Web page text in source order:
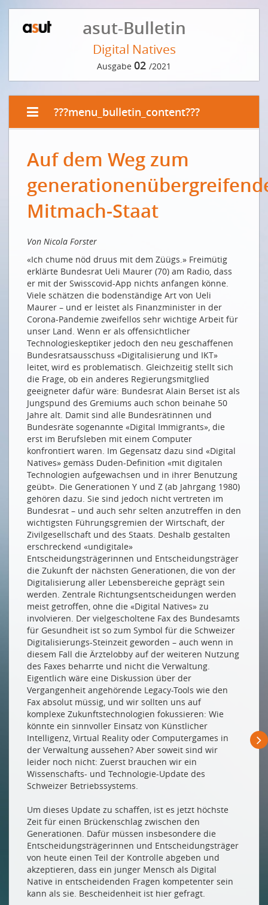
asut-Bulletin
Digital Natives
Ausgabe 02 /2021
???menu_bulletin_content???
Auf dem Weg zum generationenübergreifenden
Mitmach-Staat
Digital Natives: Vers une participation
intergénérationnelle
VORWORT DER REDAKTION
Vorwärts machen
INTERVIEW MIT «DIGITALDOLMETSCHER» PHILIPP
RIEDERLE
Hey, schaut mal, da passiert was!
Regardez donc, il se passe quelque chose!
DIE ZOOMER UNTER DER LUPE
Bei den digitalen Ureinwohnern – die digitale Jugend
im Spiegel von (Marketing-)Studien
Ein Modeunternehmen will die Gen Z verstehen
SCHWEIZER DIGITAL MOVERS & SHAKERS
Die multiple Verwaltungsrätin: Alter ist ein
schlechtes Mass für Erfahrung
Der Lösungsorientierte: Mit Internettechnologien
verbandelt
Die Wortwörtlichen: The Digital Natives GmbH
Die Anpackende: Ungeduld ist eine Tugend
Der Aufrüttler: Ein Ruck muss durchs Land
Influencer, YouTuber, Blogger made in #Switzerland
Schweizer Klimajugend online
AUCH DIGITAL NATIVES HABEN DIGITALE LÜCKEN
Technologie für alle – damit niemand zurückbleibt
NEUE MITGLIEDER
HST Greenfield GmbH
Salt Mobile SA
Quickline AG
Drucken
Impressum
Auf dem Weg zum
Mitmach-Staat
Von Nicola Forster
«Ich chume nöd druus mit dem Züügs.» Freimütig
erklärte Bundesrat Ueli Maurer (70) am Radio, dass
er mit der Swisscovid-App nichts anfangen könne.
Viele schätzen die bodenständige Art von Ueli
Maurer – und er leistet als Finanzminister in der
Corona-Pandemie zweifellos sehr wichtige Arbeit für
unser Land. Wenn er als offensichtlicher
Technologieskeptiker jedoch den neu geschaffenen
Bundesratsausschuss «Digitalisierung und IKT»
leitet, wird es problematisch. Gleichzeitig stellt sich
die Frage, ob ein anderes Regierungsmitglied
geeigneter dafür wäre: Bundesrat Alain Berset ist als
Jungspund des Gremiums auch schon beinahe 50
Jahre alt. Damit sind alle Bundesrätinnen und
Bundesräte sogenannte «Digital Immigrants», die
erst im Berufsleben mit einem Computer
konfrontiert waren. Im Gegensatz dazu sind «Digital
Natives» gemäss Duden-Definition «mit digitalen
Technologien aufgewachsen und in ihrer Benutzung
geübt». Die Generationen Y und Z (ab Jahrgang 1980)
gehören dazu. Sie sind jedoch nicht vertreten im
Bundesrat – und auch sehr selten anzutreffen in den
wichtigsten Führungsgremien der Wirtschaft, der
Zivilgesellschaft und des Staats. Deshalb gestalten
erschreckend «undigitale»
Entscheidungsträgerinnen und Entscheidungsträger
die Zukunft der nächsten Generationen, die von der
Digitalisierung aller Lebensbereiche geprägt sein
werden. Zentrale Richtungsentscheidungen werden
meist getroffen, ohne die «Digital Natives» zu
involvieren. Der vielgescholtene Fax des Bundesamts
für Gesundheit ist so zum Symbol für die Schweizer
Digitalisierungs-Steinzeit geworden – auch wenn in
diesem Fall die Ärztelobby auf der weiteren Nutzung
des Faxes beharrte und nicht die Verwaltung.
Eigentlich wäre eine Diskussion über der
Vergangenheit angehörende Legacy-Tools wie den
Fax absolut müssig, und wir sollten uns auf
komplexe Zukunftstechnologien fokussieren: Wie
könnte ein sinnvoller Einsatz von Künstlicher
Intelligenz, Virtual Reality oder Computergames in
der Verwaltung aussehen? Aber soweit sind wir
leider noch nicht: Zuerst brauchen wir ein
Wissenschafts- und Technologie-Update des
Schweizer Betriebssystems.
Um dieses Update zu schaffen, ist es jetzt höchste
Zeit für einen Brückenschlag zwischen den
Generationen. Dafür müssen insbesondere die
Entscheidungsträgerinnen und Entscheidungsträger
von heute einen Teil der Kontrolle abgeben und
akzeptieren, dass ein junger Mensch als Digital
Native in entscheidenden Fragen kompetenter sein
kann als sie. Bescheidenheit ist hier gefragt.